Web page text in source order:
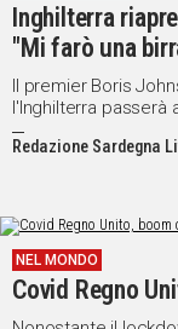
Inghilterra
"Mi farò una
Il premier Boris
l'Inghilterra passerà
restrizioni imposte
Redazione Sardegna
NEL MONDO
Covid Regno